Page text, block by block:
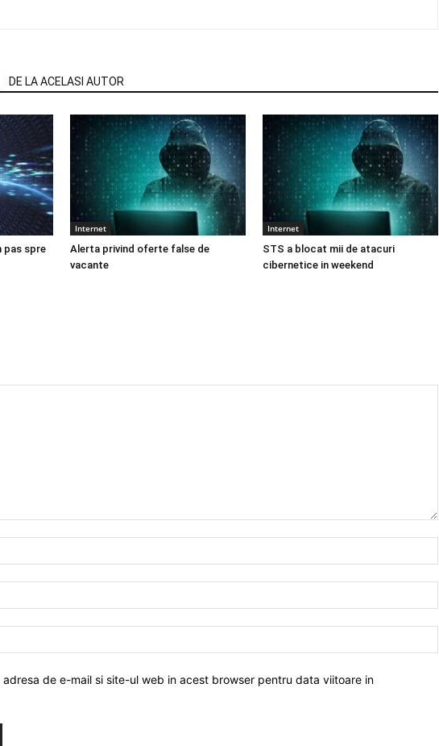
DE LA ACELASI AUTOR
pas spre
Internet
Alerta privind oferte false de
vacante
Internet
STS a blocat mii de atacuri
cibernetice in weekend
adresa de e-mail si site-ul web in acest browser pentru data viitoare in